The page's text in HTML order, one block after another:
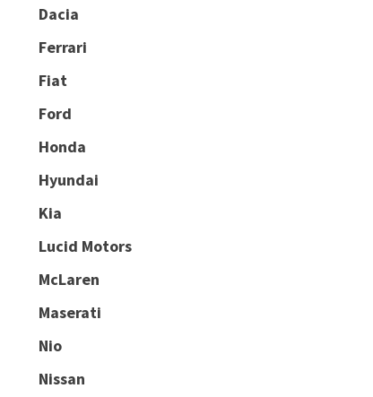
Dacia
Ferrari
Fiat
Ford
Honda
Hyundai
Kia
Lucid Motors
McLaren
Maserati
Nio
Nissan